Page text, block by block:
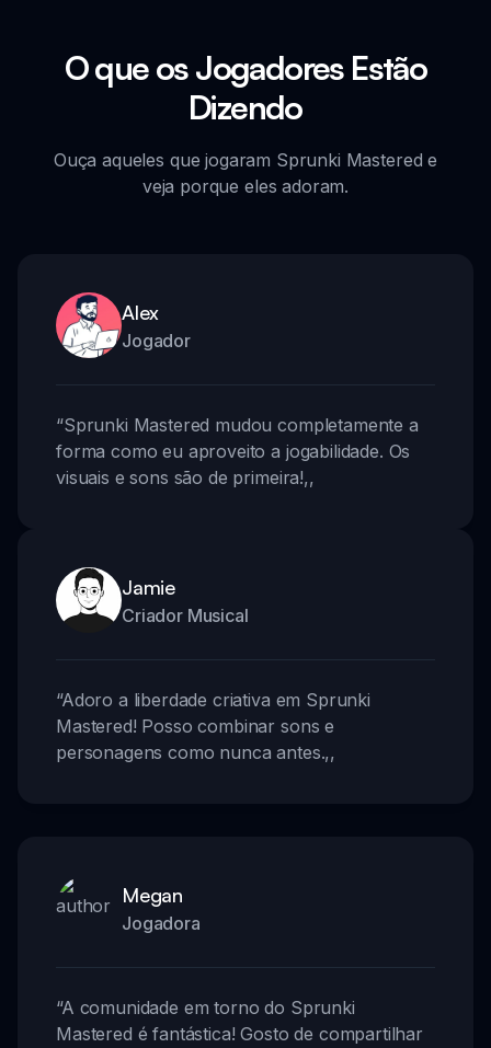
O que os Jogadores Estão
Dizendo
Ouça aqueles que jogaram Sprunki Mastered e
veja porque eles adoram.
Alex
Jogador
“Sprunki Mastered mudou completamente a
forma como eu aproveito a jogabilidade. Os
visuais e sons são de primeira!,,
Jamie
Criador Musical
“Adoro a liberdade criativa em Sprunki
Mastered! Posso combinar sons e
personagens como nunca antes.,,
Megan
Jogadora
“A comunidade em torno do Sprunki
Mastered é fantástica! Gosto de compartilhar